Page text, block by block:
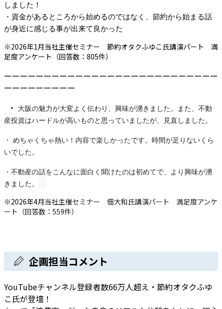
しました！
・資金があるところから始めるのではなく、節約から始まる話
が身近に感じる事が出来て良かった
※2026年1月当社主催セミナー 節約オタクふゆこ氏講演パート 満
足度アンケート（回答数：805件）
ーーーーーーーーーーーーーーーーーーーーーーーーーーー
ーーーーーーーーー
・
大阪の魅力が大変よく伝わり、興味が湧きました。また、不動
産投資はハードルが高いものと思っていましたが、見直しました。
・ めちゃくちゃ熱い！内容で楽しかったです。時間が足りないくら
いでした。
・不動産の話をこんなに面白く聞けたのは初めてで、より興味が湧
きました。
※2026年4月当社主催セミナー 佃大和氏講演パート 満足度アンケ
ート（回答数：559件）
企画担当コメント
YouTubeチャンネル登録者数66万人超え・節約オタクふゆ
こ氏が登壇！